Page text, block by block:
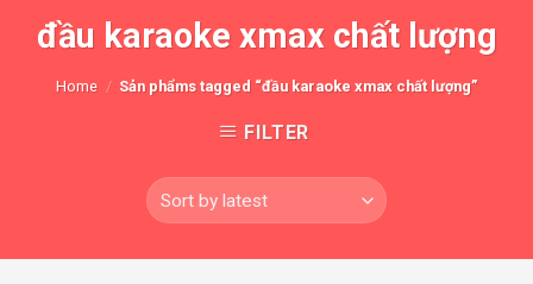
đầu karaoke xmax chất lượng
Home / Sản phẩms tagged “đầu karaoke xmax chất lượng”
FILTER